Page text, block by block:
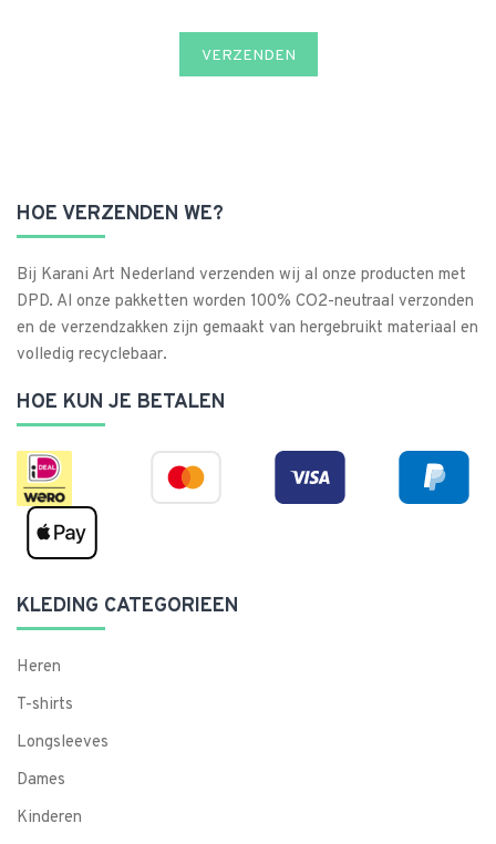
VERZENDEN
HOE VERZENDEN WE?
Bij Karani Art Nederland verzenden wij al onze producten met
DPD. Al onze pakketten worden 100% CO2-neutraal verzonden
en de verzendzakken zijn gemaakt van hergebruikt materiaal en
volledig recyclebaar.
HOE KUN JE BETALEN
KLEDING CATEGORIEEN
Heren
T-shirts
Longsleeves
Dames
Kinderen